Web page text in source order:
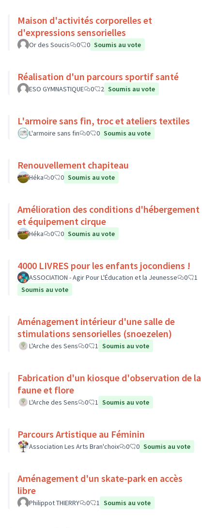
Maison d'activités corporelles et
d'expressions sensorielles
Or des Soucis 0 0 Soumis au vote
Réalisation d'un parcours sportif santé
ESO GYMNASTIQUE 0 2 Soumis au vote
L'armoire sans fin, troc et ateliers textiles
L'armoire sans fin 0 0 Soumis au vote
Renouvellement chapiteau
Héka 0 0 Soumis au vote
Amélioration des conditions d'hébergement
et équipement cirque
Héka 0 0 Soumis au vote
4000 LIVRES pour les enfants jocondiens !
ASSOCIATION - Agir Pour L'Éducation et la Jeunesse 0
1
Soumis au vote
Aménagement intérieur d'une salle de
stimulations sensorielles (snoezelen)
L'Arche des Sens 0 1 Soumis au vote
Fabrication d'un kiosque d'observation de la
faune et flore
L'Arche des Sens 0 1 Soumis au vote
Parcours Artistique au Féminin
Association Les Arts Bran'choix 0 0 Soumis au vote
Aménagement d'un skate-park en accès
libre
Philippot THIERRY 0 1 Soumis au vote